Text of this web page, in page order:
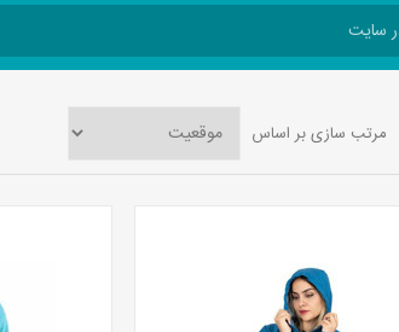
مرتب سازی بر اساس